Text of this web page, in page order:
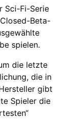
Sci-Fi-Serie
Beta-
spielen.
die letzte
die in
gibt
Spieler die